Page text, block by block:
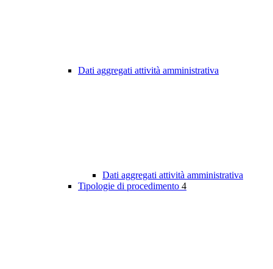
Dati aggregati attività amministrativa
Dati aggregati attività amministrativa
Tipologie di procedimento 4